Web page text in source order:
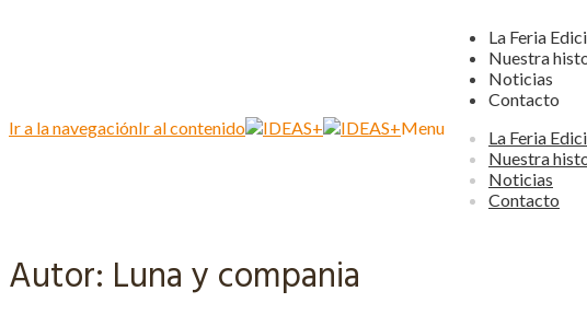
Ir a la navegaciónIr al contenido Menu
La Feria
Nuestra
Noticias
Contacto
La Feria
Nuestra
Noticias
Contacto
Autor: Luna y compania